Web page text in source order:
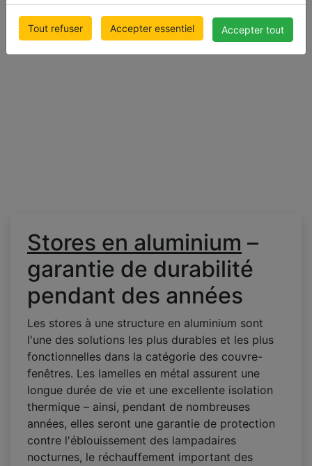
Tout refuser Accepter essentiel Accepter tout
€ 42.15
Prix Avec TVA
€ 47.29
Prix Avec TVA
Stores en aluminium –
garantie de durabilité
pendant des années
Les stores à une structure en aluminium sont
l'une des solutions les plus durables et les plus
fonctionnelles dans la catégorie des couvre-
fenêtres. Les lamelles en métal assurent une
longue durée de vie et une excellente isolation
thermique – ainsi, pendant de nombreuses
années, elles seront une garantie de protection
contre l'éblouissement des lampadaires
nocturnes, le réchauffement important des